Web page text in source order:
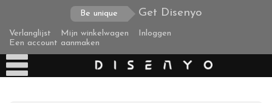
Be unique Get Disenyo
Verlanglijst Mijn winkelwagen
Inloggen
Een account aanmaken